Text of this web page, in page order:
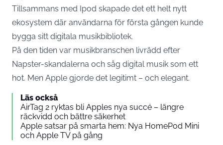
Tillsammans med Ipod skapade det ett helt nytt
ekosystem där användarna för första gången kunde
bygga sitt digitala musikbibliotek.
På den tiden var musikbranschen livrädd efter
Napster-skandalerna och såg digital musik som ett
hot. Men Apple gjorde det legitimt – och elegant.
Läs också
AirTag 2 ryktas bli Apples nya succé – längre
räckvidd och bättre säkerhet
Apple satsar på smarta hem: Nya HomePod Mini
och Apple TV på gång